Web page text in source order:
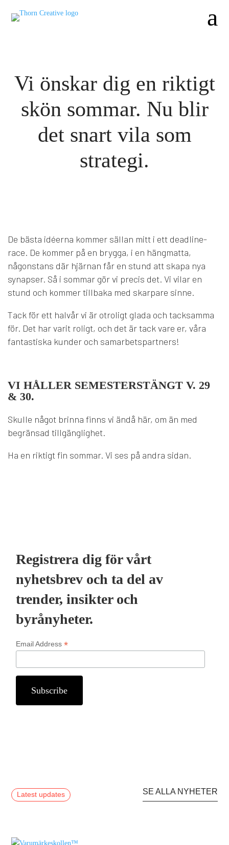
a
Vi önskar dig en riktigt
skön sommar. Nu blir
det snart vila som
strategi.
De bästa idéerna kommer sällan mitt i ett deadline-
race. De kommer på en brygga, i en hängmatta,
någonstans där hjärnan får en stund att skapa nya
synapser. Så i sommar gör vi precis det. Vi vilar en
stund och kommer tillbaka med skarpare sinne.
Tack för ett halvår vi är otroligt glada och tacksamma
för. Det har varit roligt, och det är tack vare er, våra
fantastiska kunder och samarbetspartners!
VI HÅLLER SEMESTERSTÄNGT V. 29
& 30.
Skulle något brinna finns vi ändå här, om än med
begränsad tillgänglighet.
Ha en riktigt fin sommar. Vi ses på andra sidan.
Registrera dig för vårt
nyhetsbrev och ta del av
trender, insikter och
byrånyheter.
Email Address*
Latest updates SE ALLA NYHETER